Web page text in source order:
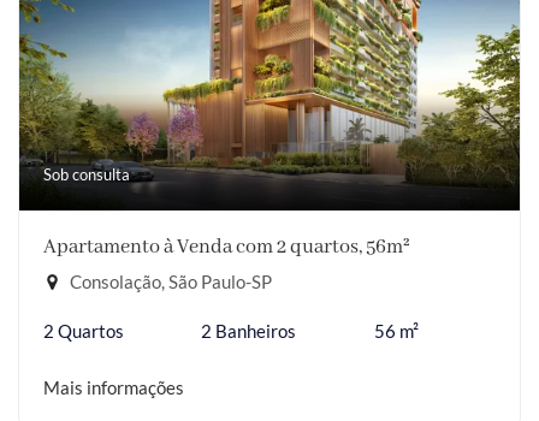
Sob consulta
Apartamento à Venda com 2 quartos, 56m²
Consolação, São Paulo-SP
2 Quartos 2 Banheiros 56 m²
Mais informações